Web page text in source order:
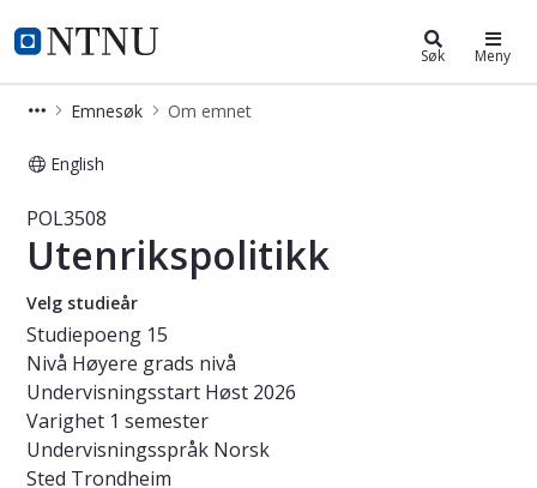
NTNU Hjemmeside
Studier Søk Meny
Emnesøk Om emnet
English
Emne - Utenrikspolitikk - POL3508
POL3508
Utenrikspolitikk
Velg studieår
Studiepoeng 15
Nivå Høyere grads nivå
Undervisningsstart Høst 2026
Varighet 1 semester
Undervisningsspråk Norsk
Sted Trondheim